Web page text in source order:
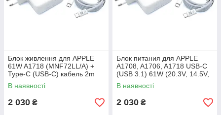
Блок живлення для APPLE
61W A1718 (MNF72LL/A) +
Type-C (USB-C) кабель 2m
ORIGINAL
В наявності
2 030 ₴
Блок питания для APPLE
A1708, A1706, A1718 USB-C
(USB 3.1) 61W (20.3V, 14.5V,
9V, 5.2V) A1718 . В комплекте
USB-C кабель ORIGINAL.
В наявності
2 030 ₴